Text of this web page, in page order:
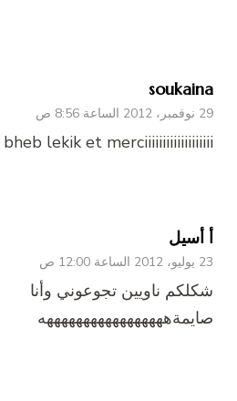
soukaina
29 نوفمبر، 2012 الساعة 8:56 ص
bheb lekik et merciiiiiiiiiiiiiiiiiii
أ أسيل
23 يوليو، 2012 الساعة 12:00 ص
شكلكم ناويين تجوعوني وأنا
صايمةهههههههههههههههههه